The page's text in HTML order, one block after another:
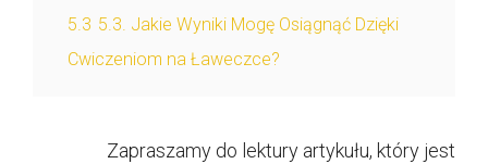
5.3 5.3. Jakie Wyniki Mogę Osiągnąć Dzięki
Cwiczeniom na Ławeczce?
Zapraszamy do lektury artykułu, który jest